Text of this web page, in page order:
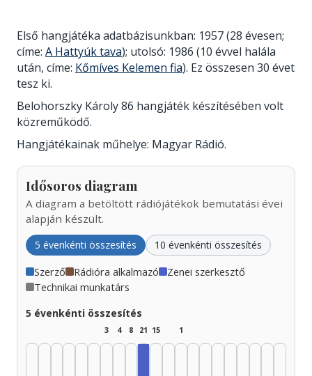
Első hangjátéka adatbázisunkban: 1957 (28 évesen;
címe: A Hattyúk tava); utolsó: 1986 (10 évvel halála
után, címe: Kőmíves Kelemen fia). Ez összesen 30 évet
tesz ki.
Belohorszky Károly 86 hangjáték készítésében volt
közreműködő.
Hangjátékainak műhelye: Magyar Rádió.
Idősoros diagram
A diagram a betöltött rádiójátékok bemutatási évei
alapján készült.
5 évenkénti összesítés 10 évenkénti összesítés
Szerző Rádióra alkalmazó
Zenei szerkesztő
Technikai munkatárs
5 évenkénti összesítés
3 4 8 21 15 1